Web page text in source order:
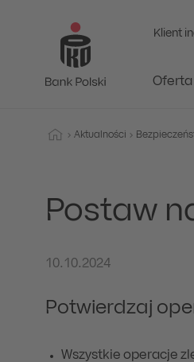
Klient
Oferta
Aktualności
Postaw
10.10.2024
Potwierdzaj
Wszystkie operacje